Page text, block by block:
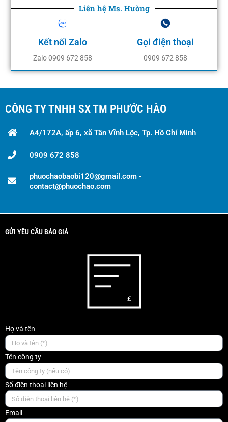
Liên hệ Ms. Hường
Kết nối Zalo
Zalo 0909 672 858
Gọi điện thoại
0909 672 858
CÔNG TY TNHH SX TM PHƯỚC HÀO
A4/172A, ấp 6, xã Tân Vĩnh Lộc, Tp. Hồ Chí Minh
0909 672 858
phuochaobaobi120@gmail.com -
contact@phuochao.com
GỬI YÊU CẦU BÁO GIÁ
Họ và tên
Tên công ty
Số điện thoại liên hệ
Email